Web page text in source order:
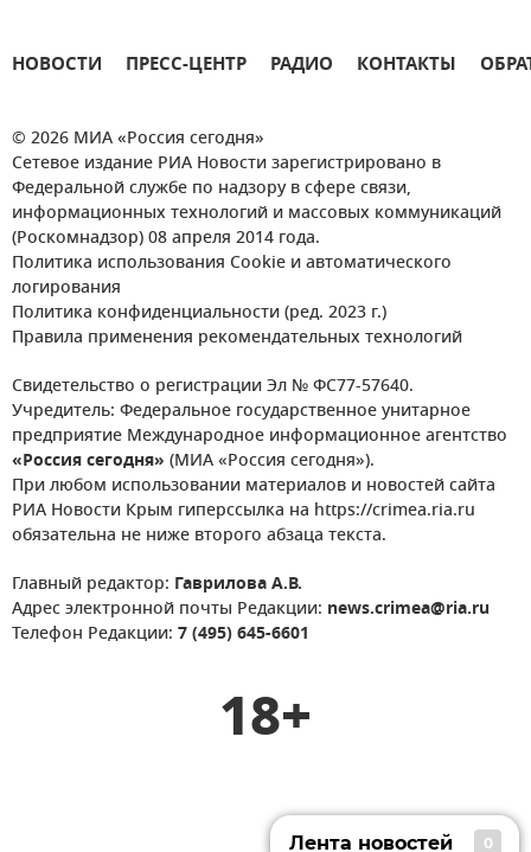
НОВОСТИ ПРЕСС-ЦЕНТР РАДИО КОНТАКТЫ
© 2026 МИА «Россия сегодня»
Сетевое издание РИА Новости зарегистрировано в
Федеральной службе по надзору в сфере связи,
информационных технологий и массовых коммуникаций
(Роскомнадзор) 08 апреля 2014 года.
Политика использования Cookie и автоматического
логирования
Политика конфиденциальности (ред. 2023 г.)
Правила применения рекомендательных технологий
Свидетельство о регистрации Эл № ФС77-57640.
Учредитель: Федеральное государственное унитарное
предприятие Международное информационное агентство
«Россия сегодня» (МИА «Россия сегодня»).
При любом использовании материалов и новостей сайта
РИА Новости Крым гиперссылка на https://crimea.ria.ru
обязательна не ниже второго абзаца текста.
Главный редактор: Гаврилова А.В.
Адрес электронной почты Редакции: news.crimea@ria.ru
Телефон Редакции: 7 (495) 645-6601
18+
Лента новостей 0